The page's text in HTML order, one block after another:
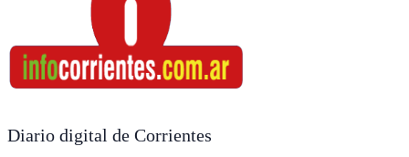
Diario digital de Corrientes